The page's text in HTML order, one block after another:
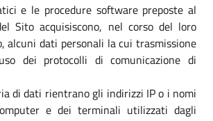
e le procedure software preposte al
Sito acquisiscono, nel corso del loro
alcuni dati personali la cui trasmissione
dei protocolli di comunicazione di
di dati rientrano gli indirizzi IP o i nomi
e dei terminali utilizzati dagli